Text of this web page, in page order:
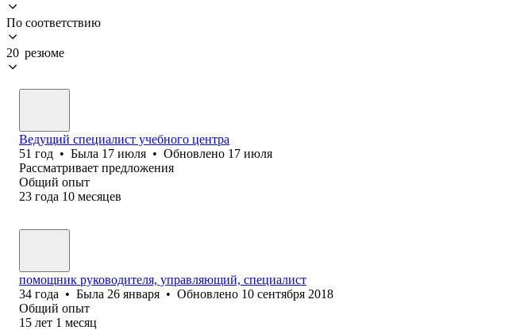
По соответствию
20 резюме
Ведущий специалист учебного центра
51 год • Была 17 июля • Обновлено 17 июля
Рассматривает предложения
Общий опыт
23 года 10 месяцев
помощник руководителя, управляющий, специалист
34 года • Была 26 января • Обновлено 10 сентября 2018
Общий опыт
15 лет 1 месяц